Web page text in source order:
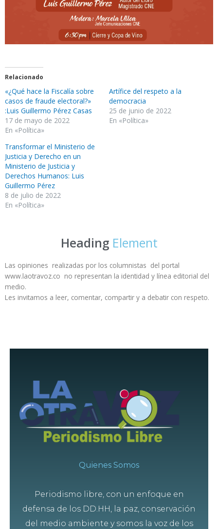
Relacionado
«¿Qué hace la Fiscalía sobre
casos de fraude electoral?»
:Luis Guillermo Pérez Casas
17 de mayo de 2022
En «Política»
Artífice del respeto a la
democracia
25 de junio de 2022
En «Política»
Transformar el Ministerio de
Justicia y Derecho en un
Ministerio de Justicia y
Derechos Humanos: Luis
Guillermo Pérez
8 de julio de 2022
En «Política»
Heading Element
Las opiniones realizadas por los columnistas del portal
www.laotravoz.co no representan la identidad y línea editorial del
medio.
Les invitamos a leer, comentar, compartir y a debatir con respeto.
Quienes Somos
Periodismo libre, con un enfoque en
defensa de los DD.HH, la paz, conservación
del medio ambiente y somos la voz de los